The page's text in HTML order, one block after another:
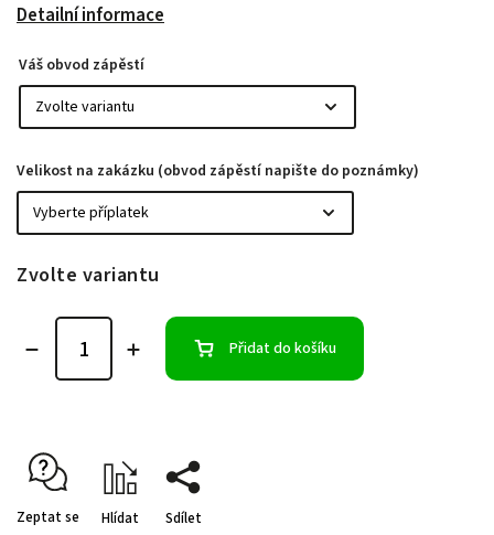
Detailní informace
Váš obvod zápěstí
Velikost na zakázku (obvod zápěstí napište do poznámky)
Zvolte variantu
Přidat do košíku
Zeptat se Hlídat Sdílet